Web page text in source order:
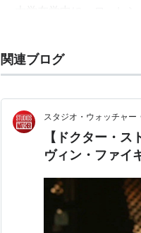
大学在学中に、ローレ
作品の製作にかかわる。
ける。
主な作品
『アベンジャーズ4（仮
キャプテン・マーベル（
アントマン＆ワスプ
（
アベンジャーズ／イン
関連ブログ
スタジオ・ウォッチャー
【ドクター・
ヴィン・ファイ